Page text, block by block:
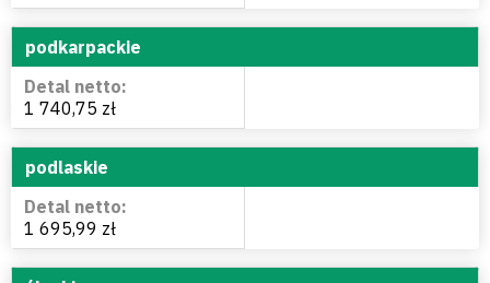
podkarpackie
1 740,75 zł
podlaskie
1 695,99 zł